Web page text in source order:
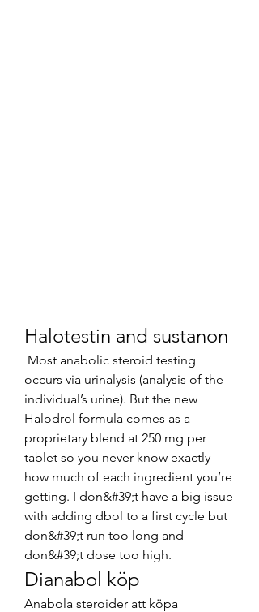
Halotestin and sustanon
occurs via urinalysis (analysis of the
individual’s urine). But the new
Halodrol formula comes as a
proprietary blend at 250 mg per
tablet so you never know exactly
how much of each ingredient you’re
getting. I don&#39;t have a big issue
with adding dbol to a first cycle but
don&#39;t run too long and
don&#39;t dose too high.
Dianabol köp
Anabola steroider att köpa